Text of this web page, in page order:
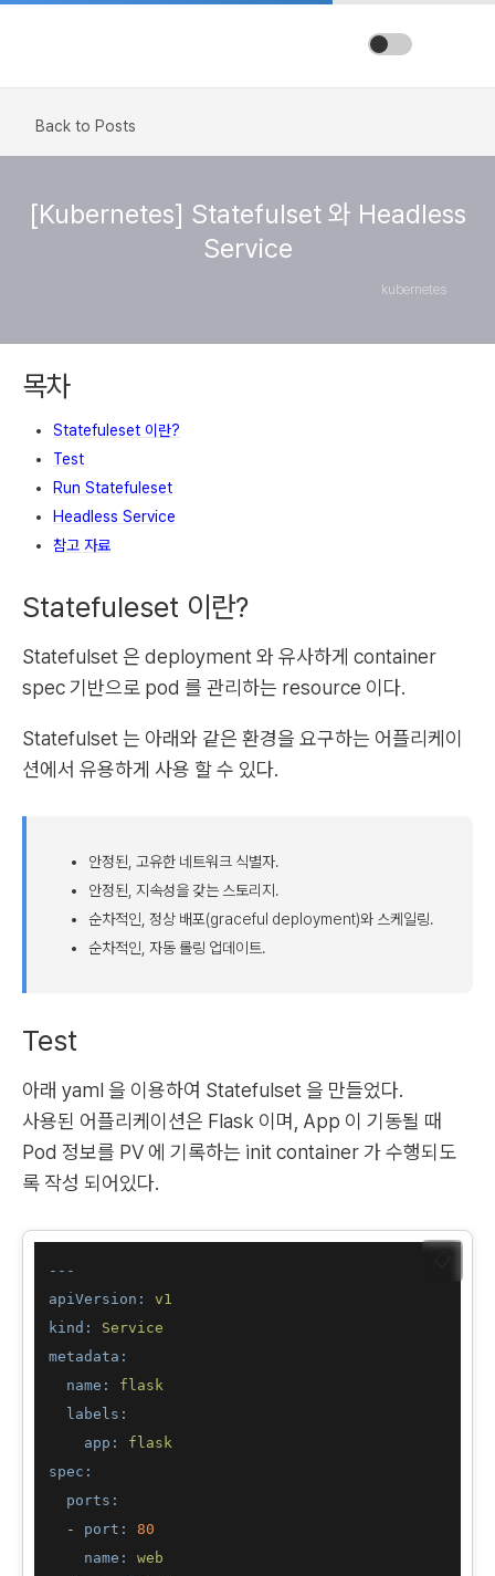
Back to Posts
[Kubernetes] Statefulset 와 Headless
Service
kubernetes
목차
Statefuleset 이란?
Test
Run Statefuleset
Headless Service
참고 자료
Statefuleset 이란?
Statefulset 은 deployment 와 유사하게 container
spec 기반으로 pod 를 관리하는 resource 이다.
Statefulset 는 아래와 같은 환경을 요구하는 어플리케이
션에서 유용하게 사용 할 수 있다.
안정된, 고유한 네트워크 식별자.
안정된, 지속성을 갖는 스토리지.
순차적인, 정상 배포(graceful deployment)와 스케일링.
순차적인, 자동 롤링 업데이트.
Test
아래 yaml 을 이용하여 Statefulset 을 만들었다.
사용된 어플리케이션은 Flask 이며, App 이 기동될 때
Pod 정보를 PV 에 기록하는 init container 가 수행되도
록 작성 되어있다.
---
apiVersion:
v1
kind:
Service
metadata:
name:
flask
labels:
app:
flask
spec:
ports:
-
port:
80
name:
web